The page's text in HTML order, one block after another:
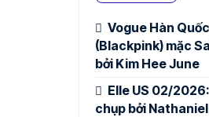
Vogue Hàn
(Blackpink) mặc
bởi Kim Hee June
Elle US 02/
chụp bởi